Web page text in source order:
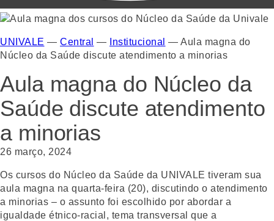
UNIVALE — Central — Institucional — Aula magna do
Núcleo da Saúde discute atendimento a minorias
Aula magna do Núcleo da
Saúde discute atendimento
a minorias
26 março, 2024
Os cursos do Núcleo da Saúde da UNIVALE tiveram sua
aula magna na quarta-feira (20), discutindo o atendimento
a minorias – o assunto foi escolhido por abordar a
igualdade étnico-racial, tema transversal que a